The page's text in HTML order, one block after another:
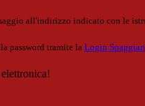
all'indirizzo indicato con le
password tramite la Login Spaggiari